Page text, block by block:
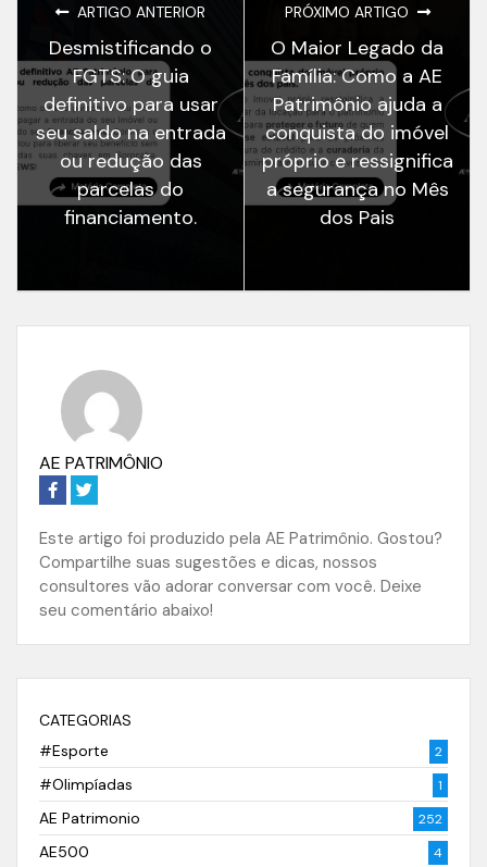
ARTIGO ANTERIOR
Desmistificando o
FGTS: O guia
definitivo para usar
seu saldo na entrada
ou redução das
parcelas do
financiamento.
PRÓXIMO ARTIGO
O Maior Legado da
Família: Como a AE
Patrimônio ajuda a
conquista do imóvel
próprio e ressignifica
a segurança no Mês
dos Pais
AE PATRIMÔNIO
Este artigo foi produzido pela AE Patrimônio. Gostou?
Compartilhe suas sugestões e dicas, nossos
consultores vão adorar conversar com você. Deixe
seu comentário abaixo!
CATEGORIAS
#Esporte
2
#Olimpíadas 1
AE Patrimonio 252
AE500 4